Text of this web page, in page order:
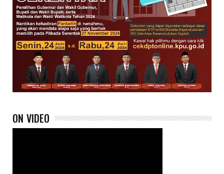
ON VIDEO